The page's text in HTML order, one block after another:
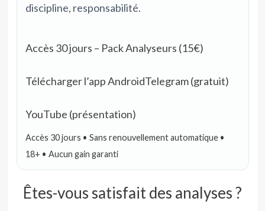
discipline, responsabilité.
Accès 30 jours – Pack Analyseurs (15€)
Télécharger l’app AndroidTelegram (gratuit)
YouTube (présentation)
Accès 30 jours • Sans renouvellement automatique •
18+ • Aucun gain garanti
Êtes-vous satisfait des analyses ?